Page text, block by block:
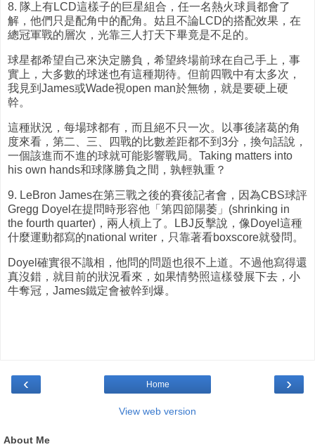
8. 隊上有LCD這樣子的巨星組合，任一名熱火球員都會了
解，他們只是配角中的配角。姑且不論LCD的搭配效果，在
總冠軍戰的層次，光靠三人打天下畢竟是不足的。
球星都希望自己來決定勝負，希望終場前球在自己手上，事
實上，大多數的球迷也有這種期待。但前四戰中有太多次，
我見到James或Wade視open man於無物，就是要硬上硬
幹。
這種狀況，每場球都有，而且絕不只一次。以事後諸葛的角
度來看，第二、三、四戰的比數差距都不到3分，換句話說，
一個該進而不進的球就可能影響戰局。Taking matters into
his own hands和球隊勝負之間，孰輕孰重？
9. LeBron James在第三戰之後的賽後記者會，因為CBS球評
Gregg Doyel在提問時形容他「第四節陽萎」(shrinking in
the fourth quarter)，兩人槓上了。LBJ反擊說，像Doyel這種
什麼運動都寫的national writer，只靠著看boxscore就發問。
Doyel確實很不識相，他問的問題也很不上道。不過他寫得還
真沒錯，就目前的狀況看來，如果情勢照這樣發展下去，小
牛奪冠，James鐵定會被幹到爆。
‹ ›
Home
View web version
About Me